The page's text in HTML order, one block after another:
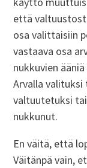
että
osa valittaisiin
vastaava osa
nukkuvien
Arvalla
valtuutetuksi
nukkunut.
En väitä, että
Väitänpä vain,